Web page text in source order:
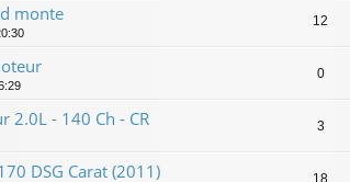
monte 12
0
2.0L - 140 Ch - CR 3
DSG Carat (2011) 18